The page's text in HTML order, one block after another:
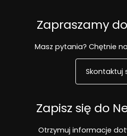
Zapraszamy
Masz pytania? Chętnie
Skontaktuj
Zapisz się do
Otrzymuj informacje